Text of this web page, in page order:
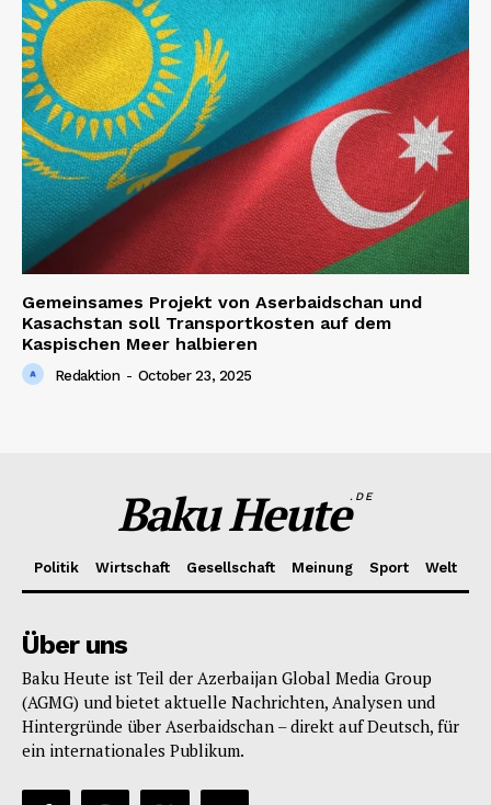
Gemeinsames Projekt von Aserbaidschan und
Kasachstan soll Transportkosten auf dem
Kaspischen Meer halbieren
Redaktion - October 23, 2025
Baku Heute.DE
Politik Wirtschaft Gesellschaft Meinung Sport Welt
Über uns
Baku Heute ist Teil der Azerbaijan Global Media Group
(AGMG) und bietet aktuelle Nachrichten, Analysen und
Hintergründe über Aserbaidschan – direkt auf Deutsch, für
ein internationales Publikum.